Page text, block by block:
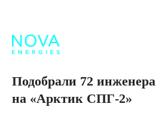
Подобрали 72 инженера
на «Арктик СПГ-2»